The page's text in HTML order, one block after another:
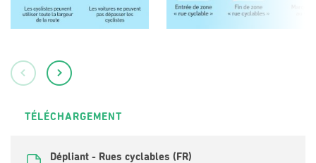
TÉLÉCHARGEMENT
Dépliant - Rues cyclables (FR)